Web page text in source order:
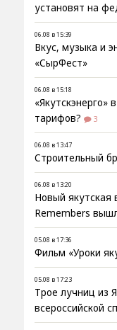
установят на
06.08 в 15:39
Вкус, музыка и
«СырФест»
06.08 в 15:18
«Якутскэнерго»
тарифов?
3
06.08 в 13:47
Строительный
06.08 в 13:20
Новый якутская
Remembers
05.08 в 17:36
Фильм «Уроки
05.08 в 17:23
Трое лучниц из
всероссийской